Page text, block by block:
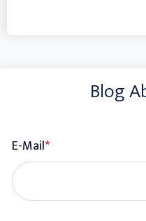
Blog
E-Mail*